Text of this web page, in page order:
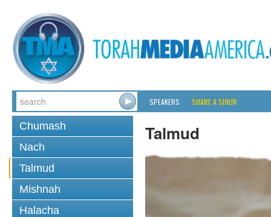
SPEAKERS SHARE A SHIUR
Chumash
Nach
Talmud
Mishnah
Halacha
Talmud